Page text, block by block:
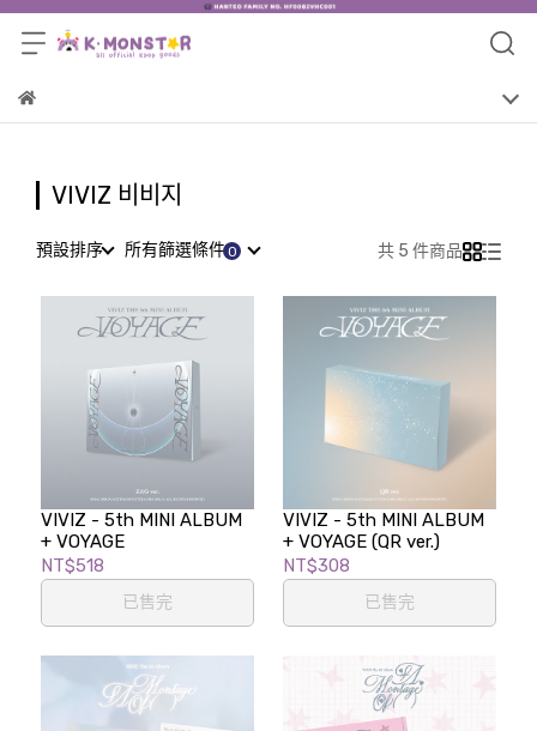
VIVIZ 비비지
預設排序 所有篩選條件 共 5 件商品
VIVIZ - 5th MINI ALBUM
+ VOYAGE
NT$518
已售完
VIVIZ - 5th MINI ALBUM
+ VOYAGE (QR ver.)
NT$308
已售完